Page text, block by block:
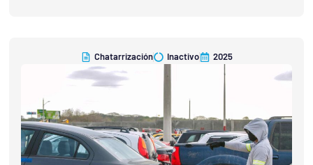
Chatarrización Inactivo 2025